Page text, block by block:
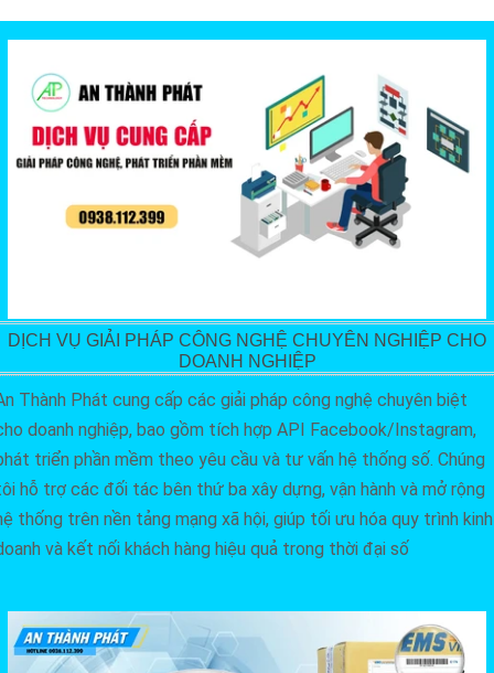
DỊCH VỤ GIẢI PHÁP CÔNG NGHỆ CHUYÊN NGHIỆP CHO
DOANH NGHIỆP
Thành Phát cung cấp các giải pháp công nghệ chuyên biệt
doanh nghiệp, bao gồm tích hợp API Facebook/Instagram,
triển phần mềm theo yêu cầu và tư vấn hệ thống số. Chúng
hỗ trợ các đối tác bên thứ ba xây dựng, vận hành và mở rộng
thống trên nền tảng mạng xã hội, giúp tối ưu hóa quy trình kinh
và kết nối khách hàng hiệu quả trong thời đại số